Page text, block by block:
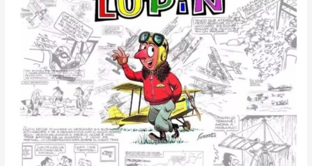
¡un
pasaje
infinito!